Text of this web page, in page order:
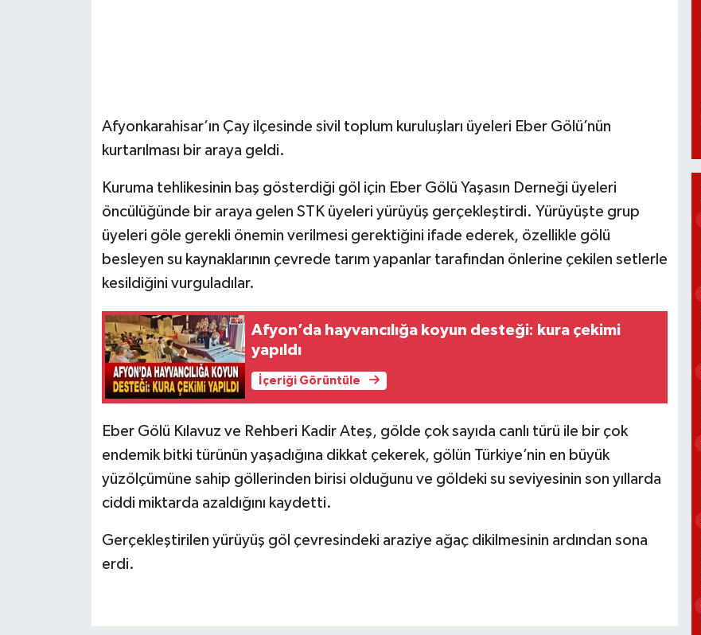
Afyonkarahisar’ın Çay ilçesinde sivil toplum kuruluşları üyeleri Eber Gölü’nün
kurtarılması bir araya geldi.
Kuruma tehlikesinin baş gösterdiği göl için Eber Gölü Yaşasın Derneği üyeleri
öncülüğünde bir araya gelen STK üyeleri yürüyüş gerçekleştirdi. Yürüyüşte grup
üyeleri göle gerekli önemin verilmesi gerektiğini ifade ederek, özellikle gölü
besleyen su kaynaklarının çevrede tarım yapanlar tarafından önlerine çekilen setlerle
kesildiğini vurguladılar.
Afyon’da hayvancılığa koyun desteği: kura çekimi
yapıldı
İçeriği Görüntüle
Eber Gölü Kılavuz ve Rehberi Kadir Ateş, gölde çok sayıda canlı türü ile bir çok
endemik bitki türünün yaşadığına dikkat çekerek, gölün Türkiye’nin en büyük
yüzölçümüne sahip göllerinden birisi olduğunu ve göldeki su seviyesinin son yıllarda
ciddi miktarda azaldığını kaydetti.
Gerçekleştirilen yürüyüş göl çevresindeki araziye ağaç dikilmesinin ardından sona
erdi.